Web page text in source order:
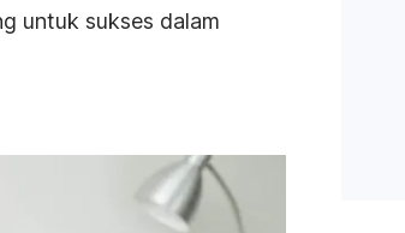
untuk sukses dalam